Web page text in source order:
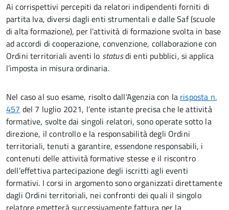
Ai corrispettivi percepiti da relatori indipendenti forniti di
partita Iva, diversi dagli enti strumentali e dalle Saf (scuole
di alta formazione), per l’attività di formazione svolta in base
ad accordi di cooperazione, convenzione, collaborazione con
Ordini territoriali aventi lo statusdi enti pubblici, si applica
l’imposta in misura ordinaria.
Nel caso al suo esame, risolto dall’Agenzia con la risposta n.
457 del 7 luglio 2021, l’ente istante precisa che le attività
formative, svolte dai singoli relatori, sono operate sotto la
direzione, il controllo e la responsabilità degli Ordini
territoriali, tenuti a garantire, essendone responsabili, i
contenuti delle attività formative stesse e il riscontro
dell’effettiva partecipazione degli iscritti agli eventi
formativi. I corsi in argomento sono organizzati direttamente
dagli Ordini territoriali, nei confronti dei quali il singolo
relatore emetterà successivamente fattura per la